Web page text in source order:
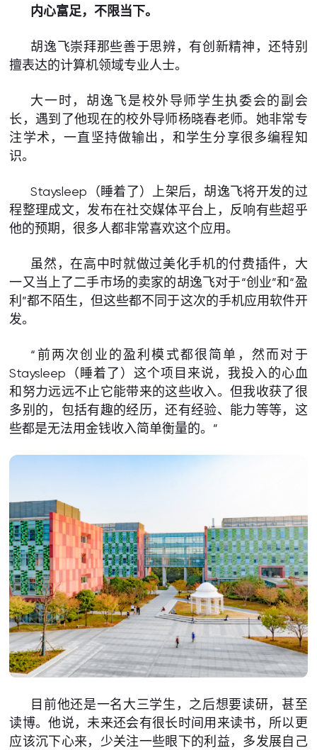
内心富足，不限当下。
胡逸飞崇拜那些善于思辨，有创新精神，还特别
擅表达的计算机领域专业人士。
大一时，胡逸飞是校外导师学生执委会的副会
长，遇到了他现在的校外导师杨晓春老师。她非常专
注学术，一直坚持做输出，和学生分享很多编程知
识。
Staysleep（睡着了）上架后，胡逸飞将开发的过
程整理成文，发布在社交媒体平台上，反响有些超乎
他的预期，很多人都非常喜欢这个应用。
虽然，在高中时就做过美化手机的付费插件，大
一又当上了二手市场的卖家的胡逸飞对于“创业”和“盈
利”都不陌生，但这些都不同于这次的手机应用软件开
发。
“前两次创业的盈利模式都很简单，然而对于
Staysleep（睡着了）这个项目来说，我投入的心血
和努力远远不止它能带来的这些收入。但我收获了很
多别的，包括有趣的经历，还有经验、能力等等，这
些都是无法用金钱收入简单衡量的。”
目前他还是一名大三学生，之后想要读研，甚至
读博。他说，未来还会有很长时间用来读书，所以更
应该沉下心来，少关注一些眼下的利益，多发展自己